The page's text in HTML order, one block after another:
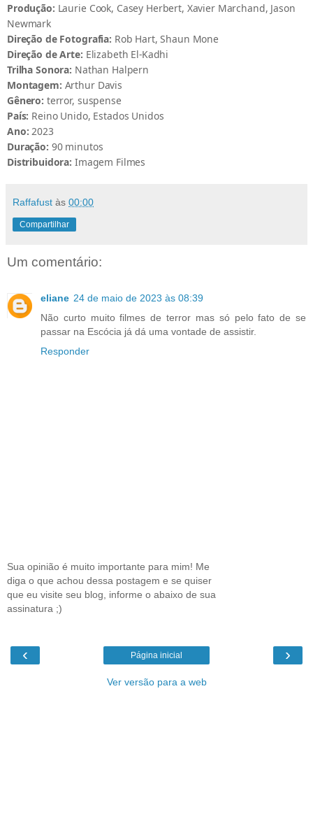
Produção: Laurie Cook, Casey Herbert, Xavier Marchand, Jason
Newmark
Direção de Fotografia: Rob Hart, Shaun Mone
Direção de Arte: Elizabeth El-Kadhi
Trilha Sonora: Nathan Halpern
Montagem: Arthur Davis
Gênero: terror, suspense
País: Reino Unido, Estados Unidos
Ano: 2023
Duração: 90 minutos
Distribuidora: Imagem Filmes
Raffafust às 00:00
Compartilhar
Um comentário:
eliane 24 de maio de 2023 às 08:39
Não curto muito filmes de terror mas só pelo fato de se
passar na Escócia já dá uma vontade de assistir.
Responder
Sua opinião é muito importante para mim! Me
diga o que achou dessa postagem e se quiser
que eu visite seu blog, informe o abaixo de sua
assinatura ;)
‹ ›
Página inicial
Ver versão para a web